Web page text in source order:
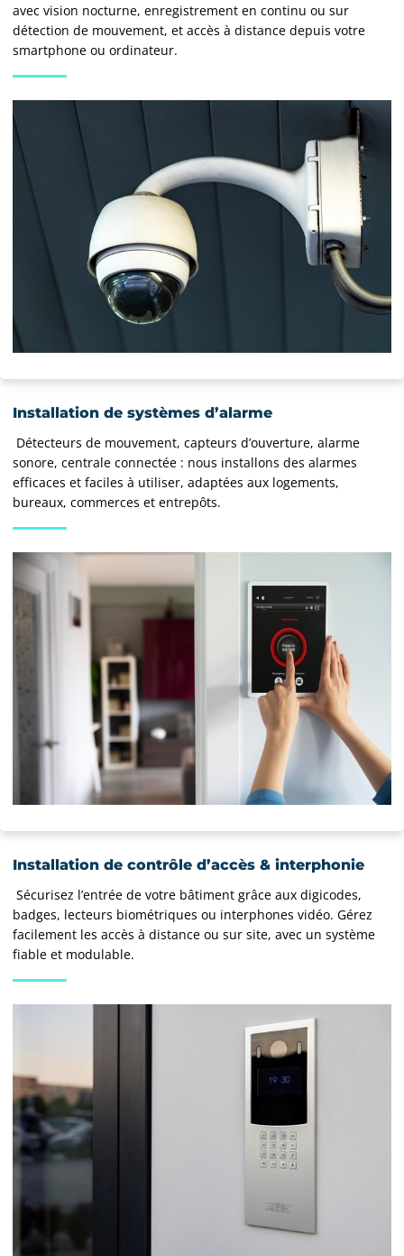
avec vision nocturne, enregistrement en continu ou sur
détection de mouvement, et accès à distance depuis votre
smartphone ou ordinateur.
Installation de systèmes d’alarme
Détecteurs de mouvement, capteurs d’ouverture, alarme
sonore, centrale connectée : nous installons des alarmes
efficaces et faciles à utiliser, adaptées aux logements,
bureaux, commerces et entrepôts.
Installation de contrôle d’accès & interphonie
Sécurisez l’entrée de votre bâtiment grâce aux digicodes,
badges, lecteurs biométriques ou interphones vidéo. Gérez
facilement les accès à distance ou sur site, avec un système
fiable et modulable.